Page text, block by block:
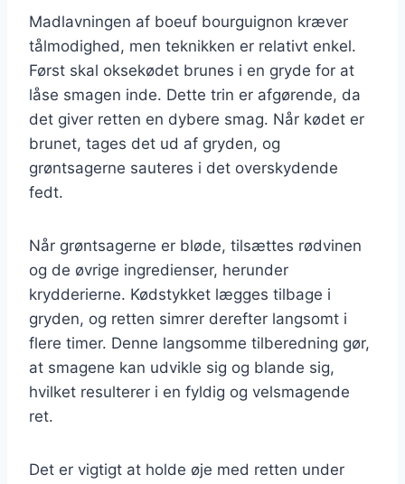
Madlavningen af boeuf bourguignon kræver
tålmodighed, men teknikken er relativt enkel.
Først skal oksekødet brunes i en gryde for at
låse smagen inde. Dette trin er afgørende, da
det giver retten en dybere smag. Når kødet er
brunet, tages det ud af gryden, og
grøntsagerne sauteres i det overskydende
fedt.
Når grøntsagerne er bløde, tilsættes rødvinen
og de øvrige ingredienser, herunder
krydderierne. Kødstykket lægges tilbage i
gryden, og retten simrer derefter langsomt i
flere timer. Denne langsomme tilberedning gør,
at smagene kan udvikle sig og blande sig,
hvilket resulterer i en fyldig og velsmagende
ret.
Det er vigtigt at holde øje med retten under